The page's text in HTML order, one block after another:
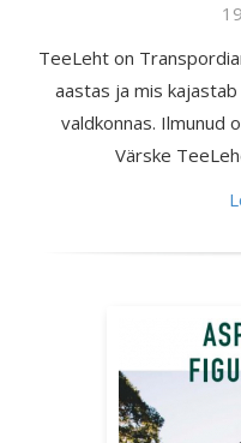
TeeLeht on
aastas ja mis
valdkonnas. Ilmunud
Värske